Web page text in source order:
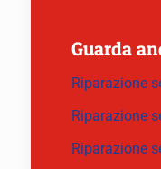
Guarda
Riparazione
Riparazione
Riparazione